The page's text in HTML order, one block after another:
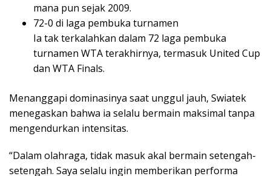
mana pun sejak 2009.
72-0 di laga pembuka turnamen
Ia tak terkalahkan dalam 72 laga pembuka
turnamen WTA terakhirnya, termasuk United Cup
dan WTA Finals.
Menanggapi dominasinya saat unggul jauh, Swiatek
menegaskan bahwa ia selalu bermain maksimal tanpa
mengendurkan intensitas.
“Dalam olahraga, tidak masuk akal bermain setengah-
setengah. Saya selalu ingin memberikan performa